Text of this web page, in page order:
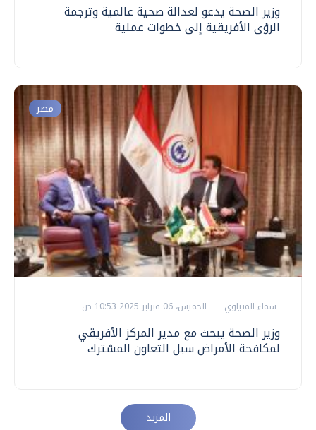
وزير الصحة يدعو لعدالة صحية عالمية وترجمة
الرؤى الأفريقية إلى خطوات عملية
مصر
سماء المنياوي الخميس، 06 فبراير 2025 10:53 ص
وزير الصحة يبحث مع مدير المركز الأفريقي
لمكافحة الأمراض سبل التعاون المشترك
المزيد